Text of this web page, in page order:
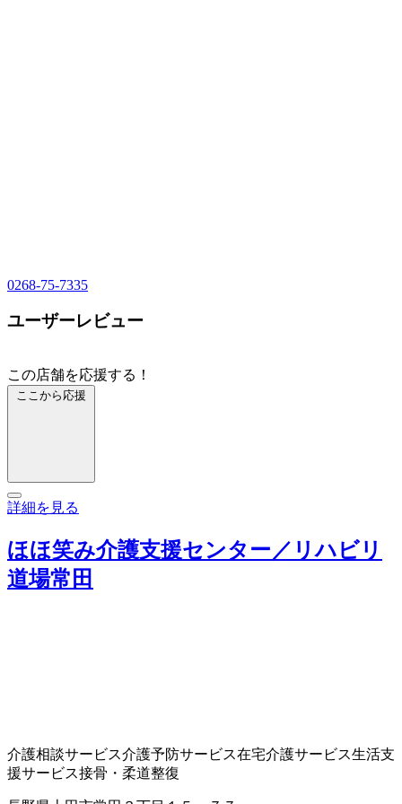
0268-75-7335
ユーザーレビュー
この店舗を応援する！
ここから応援
詳細を見る
ほほ笑み介護支援センター／リハビリ
道場常田
介護相談サービス介護予防サービス在宅介護サービス生活支
援サービス接骨・柔道整復